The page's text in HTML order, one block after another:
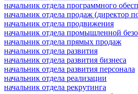
начальник отдела программного
начальник отдела продаж (директор
начальник отдела продвижения
начальник отдела промышленной
начальник отдела прямых продаж
начальник отдела развития
начальник отдела развития бизнеса
начальник отдела развития персонала
начальник отдела реализации
начальник отдела рекрутинга